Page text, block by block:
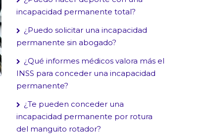
incapacidad permanente total?
¿Puedo solicitar una incapacidad
permanente sin abogado?
¿Qué informes médicos valora más el
INSS para conceder una incapacidad
permanente?
¿Te pueden conceder una
incapacidad permanente por rotura
del manguito rotador?